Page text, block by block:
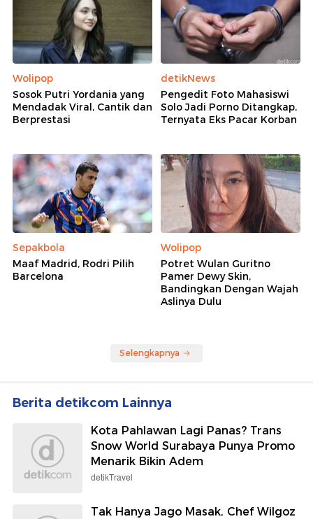
Wolipop
Sosok Putri Yordania yang
Mendadak Viral, Cantik dan
Berprestasi
detikNews
Pengedit Foto Mahasiswi
Solo Jadi Porno Ditangkap,
Ternyata Eks Pacar Korban
Sepakbola
Maaf Madrid, Rodri Pilih
Barcelona
Wolipop
Potret Wulan Guritno
Pamer Dewy Skin,
Bandingkan Dengan Wajah
Aslinya Dulu
Selengkapnya
Berita detikcom Lainnya
Kota Pahlawan Lagi Panas? Trans
Snow World Surabaya Punya Promo
Menarik Bikin Adem
detikTravel
Tak Hanya Jago Masak, Chef Wilgoz